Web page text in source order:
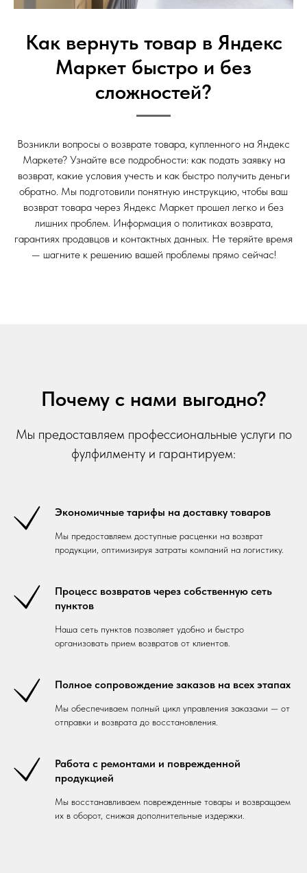
Как вернуть товар в Яндекс
Маркет быстро и без
сложностей?
Возникли вопросы о возврате товара, купленного на Яндекс
Маркете? Узнайте все подробности: как подать заявку на
возврат, какие условия учесть и как быстро получить деньги
обратно. Мы подготовили понятную инструкцию, чтобы ваш
возврат товара через Яндекс Маркет прошел легко и без
лишних проблем. Информация о политиках возврата,
гарантиях продавцов и контактных данных. Не теряйте время
— шагните к решению вашей проблемы прямо сейчас!
Почему с нами выгодно?
Мы предоставляем профессиональные услуги по
фулфилменту и гарантируем:
Экономичные тарифы на доставку товаров
Мы предоставляем доступные расценки на возврат
продукции, оптимизируя затраты компаний на логистику.
Процесс возвратов через собственную сеть
пунктов
Наша сеть пунктов позволяет удобно и быстро
организовать прием возвратов от клиентов.
Полное сопровождение заказов на всех этапах
Мы обеспечиваем полный цикл управления заказами — от
отправки и возврата до восстановления.
Работа с ремонтами и поврежденной
продукцией
Мы восстанавливаем поврежденные товары и возвращаем
их в оборот, снижая дополнительные издержки.